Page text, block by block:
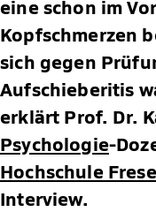
eine schon im
Kopfschmerzen
sich gegen
Aufschieberitis
erklärt Prof. Dr.
Psychologie-
Hochschule
Interview.